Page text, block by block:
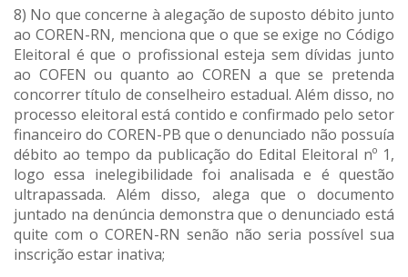
8) No que concerne à alegação de suposto débito junto
ao COREN-RN, menciona que o que se exige no Código
Eleitoral é que o profissional esteja sem dívidas junto
ao COFEN ou quanto ao COREN a que se pretenda
concorrer título de conselheiro estadual. Além disso, no
processo eleitoral está contido e confirmado pelo setor
financeiro do COREN-PB que o denunciado não possuía
débito ao tempo da publicação do Edital Eleitoral nº 1,
logo essa inelegibilidade foi analisada e é questão
ultrapassada. Além disso, alega que o documento
juntado na denúncia demonstra que o denunciado está
quite com o COREN-RN senão não seria possível sua
inscrição estar inativa;